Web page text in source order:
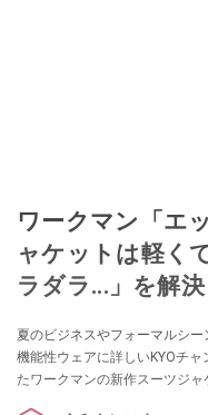
ワークマン「エ
ャケットは軽く
ラダラ...」を解決
夏のビジネスやフォーマルシ
機能性ウェアに詳しいKYOチ
たワークマンの新作スーツジャ